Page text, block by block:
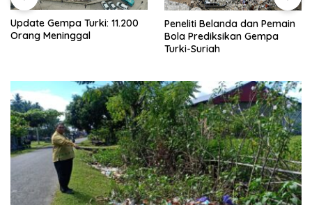
Update Gempa Turki: 11.200
Orang Meninggal
Peneliti Belanda dan Pemain
Bola Prediksikan Gempa
Turki-Suriah